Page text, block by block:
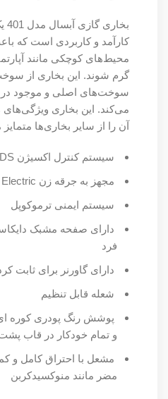
کارآمد و کاربردی است که
محیط‌های کوچکی مانند
گرم شوند. این بخاری از
سوخت‌های اصلی و موجود در
می‌کند. این بخاری
آن را از سایر بخاری‌ها
سیستم کنترل اکسیژن
مجهز به جرقه زن
سیستم ایمنی ترموکوپل
دارای صفحه مشبک
فرد
دارای گاورنر برای ثابت
شعله قابل تنظیم
پوشش رنگ پودری کوره
و تمام خودکار در قاب
مشعل با احتراق کامل و
مضر مانند منوکسیدکربن